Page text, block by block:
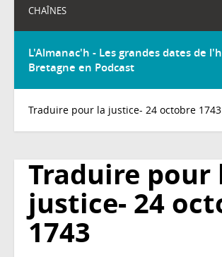
CHAÎNES
L'Almanac'h - Les grandes dates de
Bretagne en Podcast
Traduire pour la justice- 24 octobre 1743
Traduire pour
justice- 24
1743